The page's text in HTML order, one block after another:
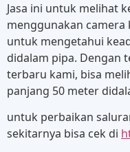
Jasa ini untuk melihat
menggunakan camera
untuk mengetahui
didalam pipa. Dengan
terbaru kami, bisa
panjang 50 meter
untuk perbaikan
sekitarnya bisa cek di